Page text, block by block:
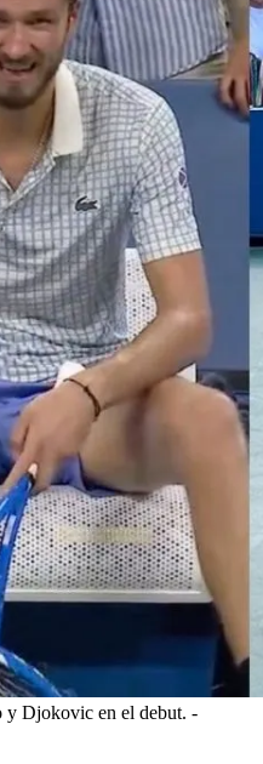
y Djokovic en el debut. -